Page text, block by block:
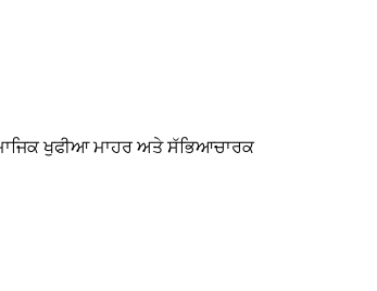
ਖੁਫੀਆ ਮਾਹਰ ਅਤੇ ਸੱਭਿਆਚਾਰਕ